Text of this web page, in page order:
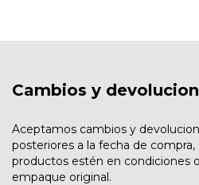
Cambios y
Aceptamos cambios y
posteriores a la fecha de
productos estén en condiciones
empaque original.